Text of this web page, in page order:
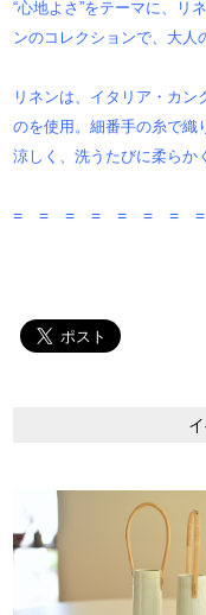
“心地よさ”をテーマに、リ
ンのコレクションで、大人
リネンは、イタリア・カン
のを使用。細番手の糸で織
涼しく、洗うたびに柔らか
= = = = = = =